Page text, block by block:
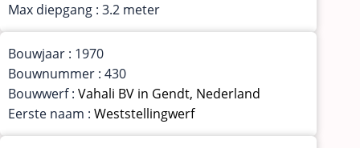
Max diepgang : 3.2 meter
Bouwjaar : 1970
Bouwnummer : 430
Bouwwerf : Vahali BV in Gendt, Nederland
Eerste naam : Weststellingwerf